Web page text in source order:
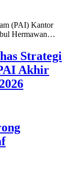
(PAI) Kantor
Hermawan…
Strategi
Akhir